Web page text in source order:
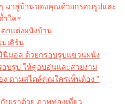
มาสู่บ้านของคุณด้วยกรอบรูปและ
ำใคร
กแต่งผนังบ้าน
เดิร์น
นิมอล ด้วยกรอบรูปแขวนผนัง
บรูป ให้ดูอบอุ่นและสวยงาม
ตามสไตล์คุณใครเห็นต้อง ”
บเราด้วย ภาพท่องเที่ยว